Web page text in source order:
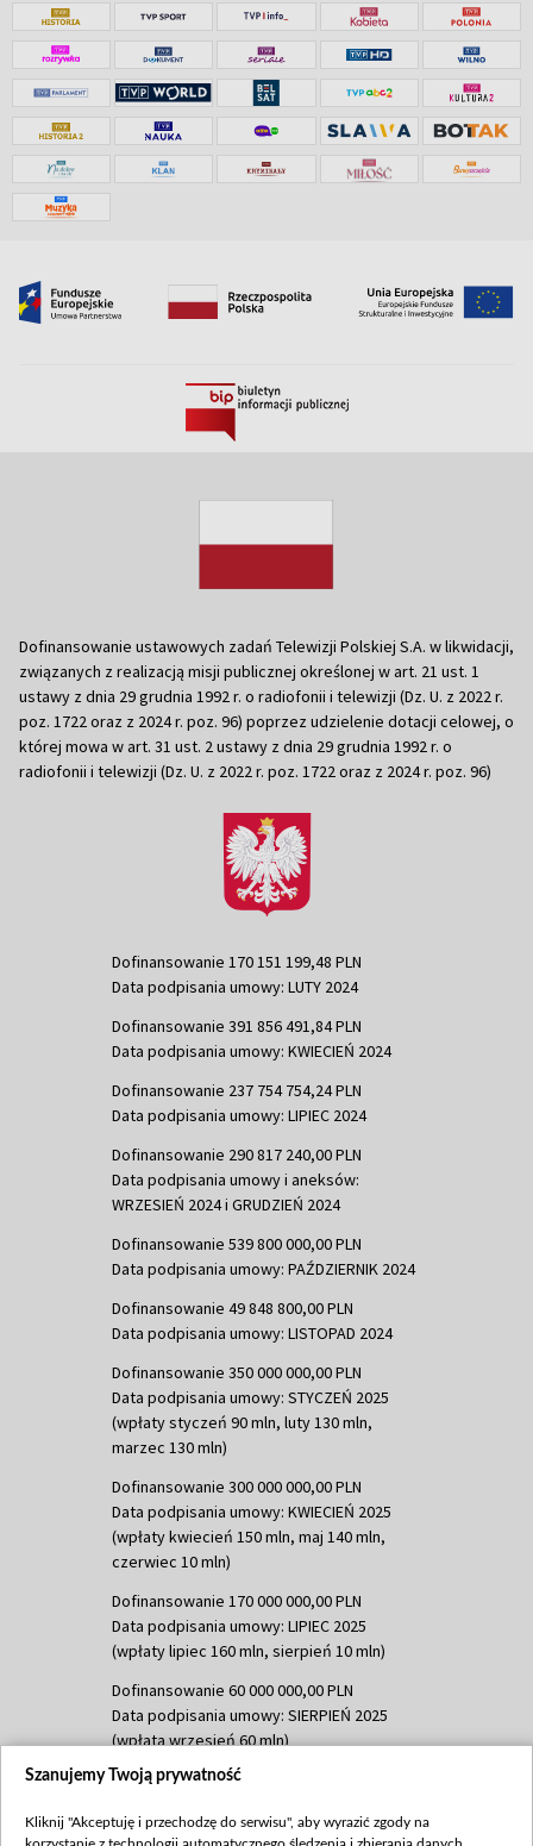
Dofinansowanie ustawowych zadań Telewizji Polskiej S.A. w likwidacji,
związanych z realizacją misji publicznej określonej w art. 21 ust. 1
ustawy z dnia 29 grudnia 1992 r. o radiofonii i telewizji (Dz. U. z 2022 r.
poz. 1722 oraz z 2024 r. poz. 96) poprzez udzielenie dotacji celowej, o
której mowa w art. 31 ust. 2 ustawy z dnia 29 grudnia 1992 r. o
radiofonii i telewizji (Dz. U. z 2022 r. poz. 1722 oraz z 2024 r. poz. 96)
Dofinansowanie 170 151 199,48 PLN
Data podpisania umowy: LUTY 2024
Dofinansowanie 391 856 491,84 PLN
Data podpisania umowy: KWIECIEŃ 2024
Dofinansowanie 237 754 754,24 PLN
Data podpisania umowy: LIPIEC 2024
Dofinansowanie 290 817 240,00 PLN
Data podpisania umowy i aneksów:
WRZESIEŃ 2024 i GRUDZIEŃ 2024
Dofinansowanie 539 800 000,00 PLN
Data podpisania umowy: PAŹDZIERNIK 2024
Dofinansowanie 49 848 800,00 PLN
Data podpisania umowy: LISTOPAD 2024
Dofinansowanie 350 000 000,00 PLN
Data podpisania umowy: STYCZEŃ 2025
(wpłaty styczeń 90 mln, luty 130 mln,
marzec 130 mln)
Dofinansowanie 300 000 000,00 PLN
Data podpisania umowy: KWIECIEŃ 2025
(wpłaty kwiecień 150 mln, maj 140 mln,
czerwiec 10 mln)
Dofinansowanie 170 000 000,00 PLN
Data podpisania umowy: LIPIEC 2025
(wpłaty lipiec 160 mln, sierpień 10 mln)
Dofinansowanie 60 000 000,00 PLN
Data podpisania umowy: SIERPIEŃ 2025
(wpłata wrzesień 60 mln)
Dofinansowanie 635 783 051,21 PLN
(wpłata wrzesień 100 mln, październik 350
Szanujemy Twoją prywatność
Kliknij "Akceptuję i przechodzę do serwisu", aby wyrazić zgody na